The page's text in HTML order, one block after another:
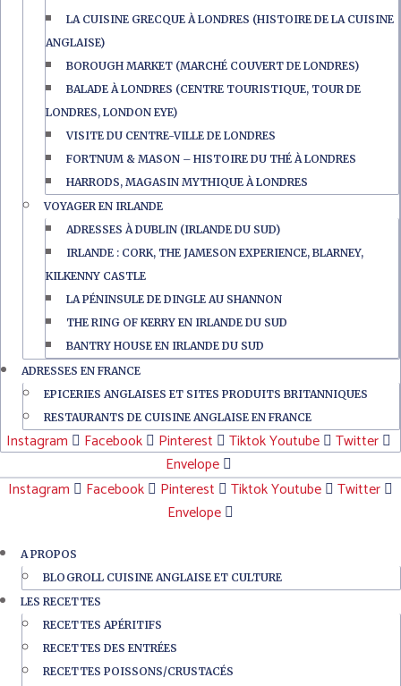
LA CUISINE GRECQUE À LONDRES (HISTOIRE DE LA CUISINE
ANGLAISE)
BOROUGH MARKET (MARCHÉ COUVERT DE LONDRES)
BALADE À LONDRES (CENTRE TOURISTIQUE, TOUR DE
LONDRES, LONDON EYE)
VISITE DU CENTRE-VILLE DE LONDRES
FORTNUM & MASON – HISTOIRE DU THÉ À LONDRES
HARRODS, MAGASIN MYTHIQUE À LONDRES
VOYAGER EN IRLANDE
ADRESSES À DUBLIN (IRLANDE DU SUD)
IRLANDE : CORK, THE JAMESON EXPERIENCE, BLARNEY,
KILKENNY CASTLE
LA PÉNINSULE DE DINGLE AU SHANNON
THE RING OF KERRY EN IRLANDE DU SUD
BANTRY HOUSE EN IRLANDE DU SUD
ADRESSES EN FRANCE
EPICERIES ANGLAISES ET SITES PRODUITS BRITANNIQUES
RESTAURANTS DE CUISINE ANGLAISE EN FRANCE
Instagram Facebook Pinterest TiktokYoutube
Twitter
Envelope
Instagram
Facebook Pinterest TiktokYoutube
Twitter
Envelope
A PROPOS
BLOGROLL CUISINE ANGLAISE ET CULTURE
LES RECETTES
RECETTES APÉRITIFS
RECETTES DES ENTRÉES
RECETTES POISSONS/CRUSTACÉS